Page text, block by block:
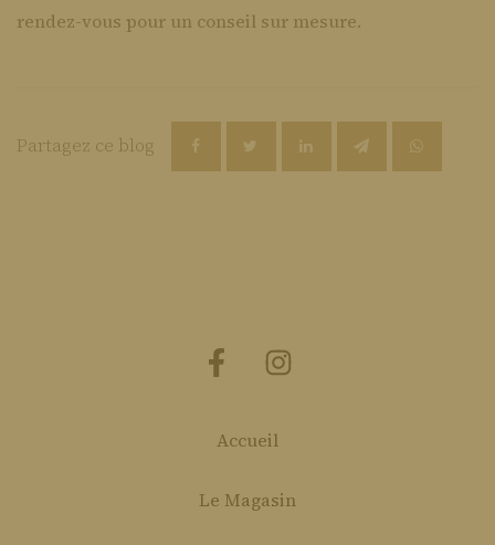
rendez-vous pour un conseil sur mesure.
Partagez ce blog
Accueil
Le Magasin